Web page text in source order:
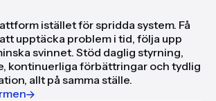
istället för spridda system. Få
upptäcka problem i tid, följa upp
svinnet. Stöd daglig styrning,
kontinuerliga förbättringar och tydlig
allt på samma ställe.